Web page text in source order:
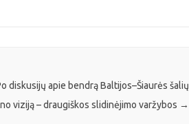
diskusijų apie bendrą Baltijos–Šiaurės šalių
viziją – draugiškos slidinėjimo varžybos →